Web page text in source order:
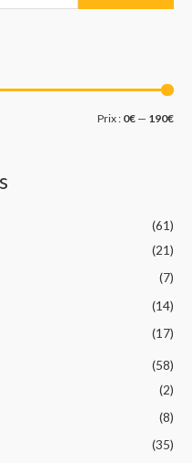
r
m
i
r
m
a
Prix : 0€ — 190€
(61)
(21)
(7)
(14)
(17)
(58)
(2)
(8)
(35)